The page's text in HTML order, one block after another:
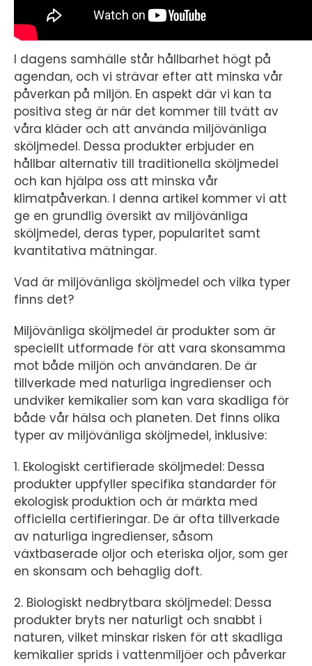
I dagens samhälle står hållbarhet högt på
agendan, och vi strävar efter att minska vår
påverkan på miljön. En aspekt där vi kan ta
positiva steg är när det kommer till tvätt av
våra kläder och att använda miljövänliga
sköljmedel. Dessa produkter erbjuder en
hållbar alternativ till traditionella sköljmedel
och kan hjälpa oss att minska vår
klimatpåverkan. I denna artikel kommer vi att
ge en grundlig översikt av miljövänliga
sköljmedel, deras typer, popularitet samt
kvantitativa mätningar.
Vad är miljövänliga sköljmedel och vilka typer
finns det?
Miljövänliga sköljmedel är produkter som är
speciellt utformade för att vara skonsamma
mot både miljön och användaren. De är
tillverkade med naturliga ingredienser och
undviker kemikalier som kan vara skadliga för
både vår hälsa och planeten. Det finns olika
typer av miljövänliga sköljmedel, inklusive:
1. Ekologiskt certifierade sköljmedel: Dessa
produkter uppfyller specifika standarder för
ekologisk produktion och är märkta med
officiella certifieringar. De är ofta tillverkade
av naturliga ingredienser, såsom
växtbaserade oljor och eteriska oljor, som ger
en skonsam och behaglig doft.
2. Biologiskt nedbrytbara sköljmedel: Dessa
produkter bryts ner naturligt och snabbt i
naturen, vilket minskar risken för att skadliga
kemikalier sprids i vattenmiljöer och påverkar